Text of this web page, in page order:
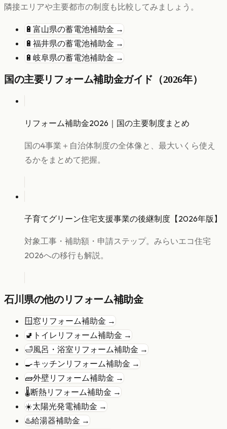
隣接エリアや主要都市の制度も比較してみましょう。
🔋 富山県の蓄電池補助金 →
🔋 福井県の蓄電池補助金 →
🔋 岐阜県の蓄電池補助金 →
国の主要リフォーム補助金ガイド（2026年）
リフォーム補助金2026｜国の主要制度まとめ
国の4事業＋自治体制度の全体像と、最大いくら使え
るかをまとめて把握。
子育てグリーン住宅支援事業の後継制度【2026年版】
対象工事・補助額・申請ステップ。みらいエコ住宅
2026への移行も解説。
石川県の他のリフォーム補助金
🪟 窓リフォーム補助金 →
🚽 トイレリフォーム補助金 →
🛁風呂・浴室リフォーム補助金 →
🍳キッチンリフォーム補助金 →
🧱外壁リフォーム補助金 →
🌡️断熱リフォーム補助金 →
☀️太陽光発電補助金 →
♨️給湯器補助金 →